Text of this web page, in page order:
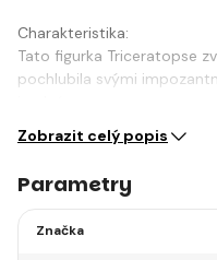
Charakteristika:
Tato figurka Triceratopse
pochlubila svými
Zobrazit celý popis
Parametry
Značka